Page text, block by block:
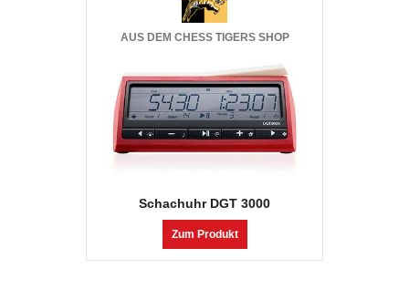
AUS DEM CHESS TIGERS SHOP
Schachuhr DGT 3000
Zum Produkt